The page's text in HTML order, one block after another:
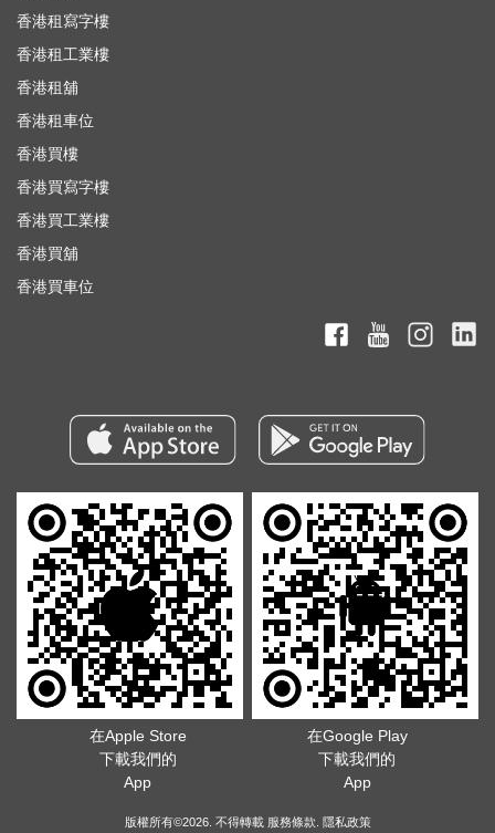
香港租寫字樓
香港租工業樓
香港租舖
香港租車位
香港買樓
香港買寫字樓
香港買工業樓
香港買舖
香港買車位
在Apple Store
下載我們的
App
在Google Play
下載我們的
App
版權所有©2026. 不得轉載 服務條款 隱私政策